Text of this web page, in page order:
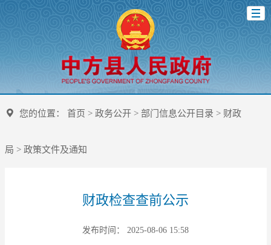
您的位置： 首页 > 政务公开> 部门信息公开目录 > 财政
局 > 政策文件及通知
财政检查查前公示
发布时间： 2025-08-06 15:58